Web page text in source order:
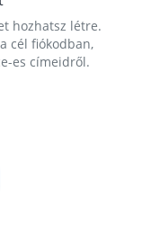
hozhatsz létre.
cél fiókodban,
es címeidről.